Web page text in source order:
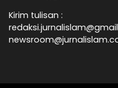
Kirim tulisan :